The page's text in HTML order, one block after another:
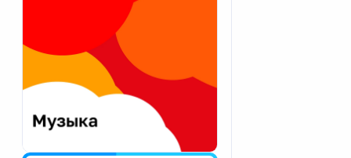
Екатеринбург
Калининград
Калуга